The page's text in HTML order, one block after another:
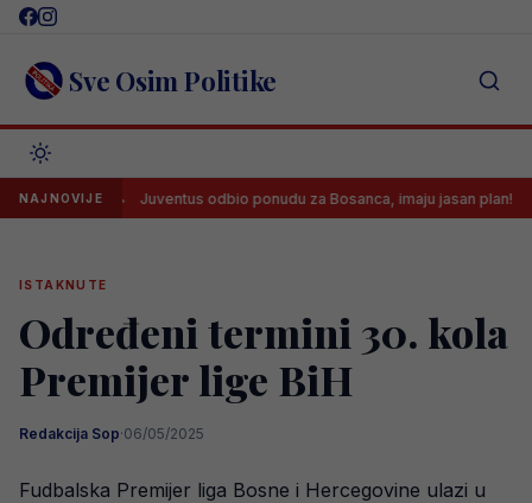
Skip
content Sve Osim Politike
NAJNOVIJEJuventus odbio ponudu za Bosanca, imaju jasan plan!
ISTAKNUTE
Određeni termini 30. kola
Premijer lige BiH
Redakcija Sop·06/05/2025
Fudbalska Premijer liga Bosne i Hercegovine ulazi u